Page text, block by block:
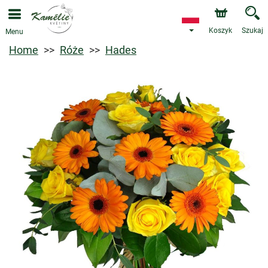
Menu Koszyk Szukaj
Home Róże Hades